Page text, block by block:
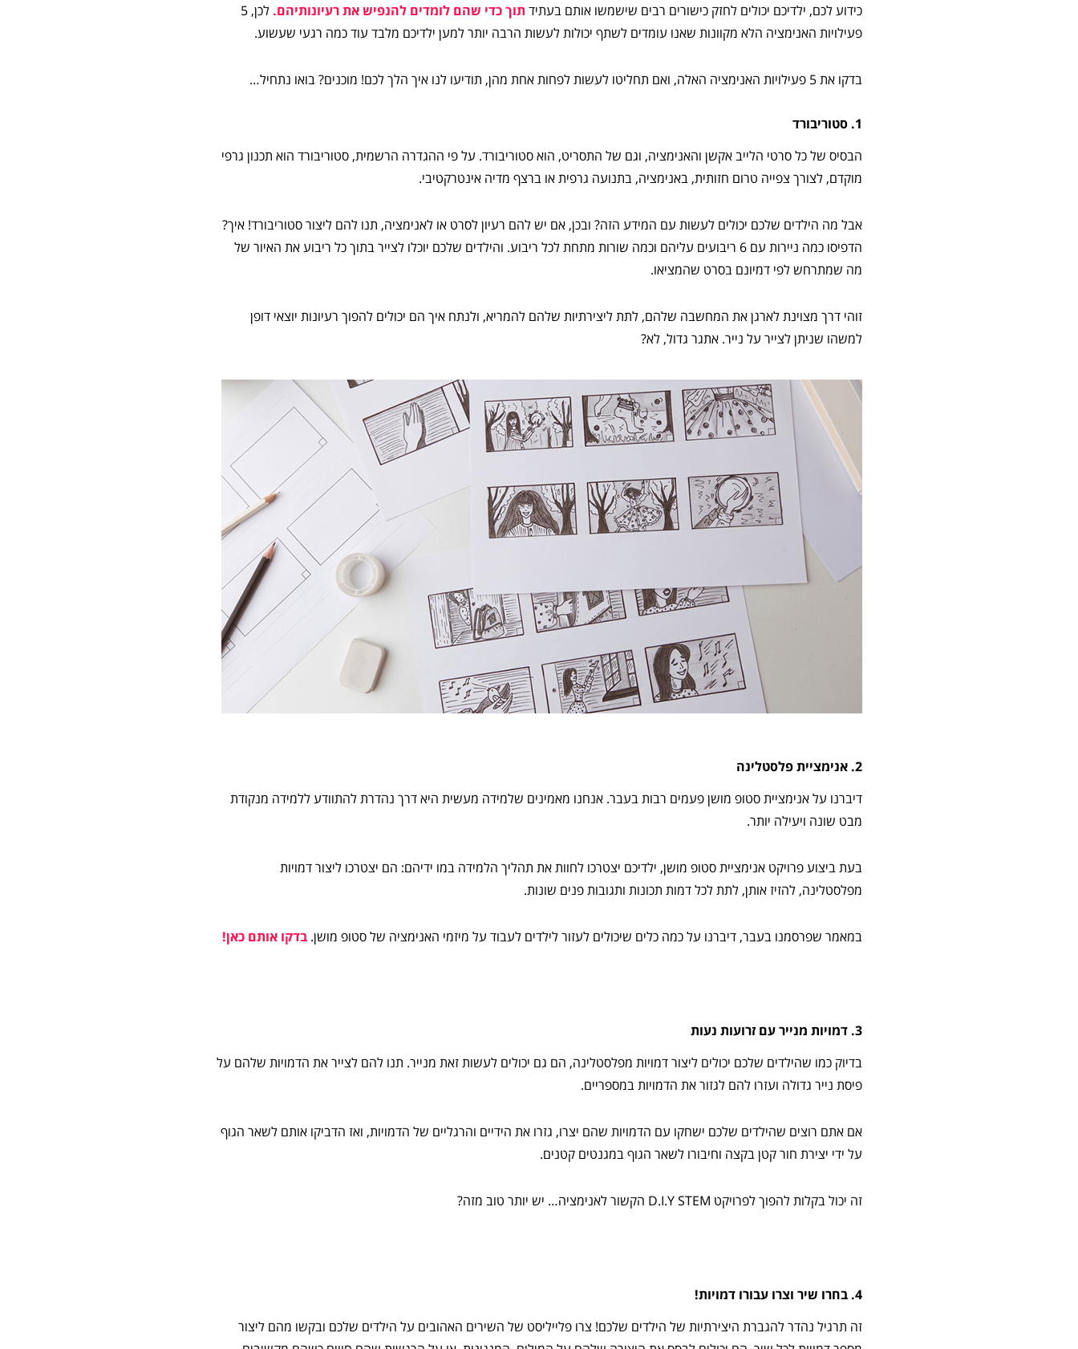
כידוע לכם, ילדיכם יכולים לחזק כישורים רבים שישמשו אותם בעתיד תוך כדי שהם לומדים להנפיש את רעיונותיהם.
לכן, 5
פעילויות האנימציה הלא מקוונות שאנו עומדים לשתף יכולות לעשות הרבה יותר למען ילדיכם מלבד עוד כמה רגעי שעשוע.
בדקו את 5 פעילויות האנימציה האלה, ואם תחליטו לעשות לפחות אחת מהן, תודיעו לנו איך הלך לכם! מוכנים? בואו נתחיל…
1. סטוריבורד
הבסיס של כל סרטי הלייב אקשן והאנימציה, וגם של התסריט, הוא סטוריבורד. על פי ההגדרה הרשמית, סטוריבורד הוא תכנון גרפי
מוקדם, לצורך צפייה טרום חזותית, באנימציה, בתנועה גרפית או ברצף מדיה אינטרקטיבי.
אבל מה הילדים שלכם יכולים לעשות עם המידע הזה? ובכן, אם יש להם רעיון לסרט או לאנימציה, תנו להם ליצור סטוריבורד! איך?
הדפיסו כמה ניירות עם 6 ריבועים עליהם וכמה שורות מתחת לכל ריבוע. והילדים שלכם יוכלו לצייר בתוך כל ריבוע את האיור של
מה שמתרחש לפי דמיונם בסרט שהמציאו.
זוהי דרך מצוינת לארגן את המחשבה שלהם, לתת ליצירתיות שלהם להמריא, ולנתח איך הם יכולים להפוך רעיונות יוצאי דופן
למשהו שניתן לצייר על נייר. אתגר גדול, לא?
2. אנימציית פלסטלינה
דיברנו על אנימציית סטופ מושן פעמים רבות בעבר. אנחנו מאמינים שלמידה מעשית היא דרך נהדרת להתוודע ללמידה מנקודת
מבט שונה ויעילה יותר.
בעת ביצוע פרויקט אנימציית סטופ מושן, ילדיכם יצטרכו לחוות את תהליך הלמידה במו ידיהם: הם יצטרכו ליצור דמויות
מפלסטלינה, להזיז אותן, לתת לכל דמות תכונות ותגובות פנים שונות.
במאמר שפרסמנו בעבר, דיברנו על כמה כלים שיכולים לעזור לילדים לעבוד על מיזמי האנימציה של סטופ מושן. בדקו אותם כאן!
3. דמויות מנייר עם זרועות נעות
בדיוק כמו שהילדים שלכם יכולים ליצור דמויות מפלסטלינה, הם גם יכולים לעשות זאת מנייר. תנו להם לצייר את הדמויות שלהם על
פיסת נייר גדולה ועזרו להם לגזור את הדמויות במספריים.
אם אתם רוצים שהילדים שלכם ישחקו עם הדמויות שהם יצרו, גזרו את הידיים והרגליים של הדמויות, ואז הדביקו אותם לשאר הגוף
על ידי יצירת חור קטן בקצה וחיבורו לשאר הגוף במגנטים קטנים.
זה יכול בקלות להפוך לפרויקט D.I.Y STEM הקשור לאנימציה… יש יותר טוב מזה?
4. בחרו שיר וצרו עבורו דמויות!
זה תרגיל נהדר להגברת היצירתיות של הילדים שלכם! צרו פלייליסט של השירים האהובים על הילדים שלכם ובקשו מהם ליצור